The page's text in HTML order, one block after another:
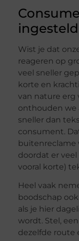
ingesteld
Wist je dat
reageren op
veel sneller
korte en
van nature erg
onthouden we
sneller dan
consument.
buitenreclame
doordat er
vooral korte)
Heel vaak
boodschap
als je hier
wordt. Stel,
dezelfde route